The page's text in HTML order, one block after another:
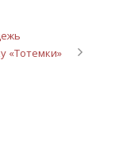
«Тотемки»